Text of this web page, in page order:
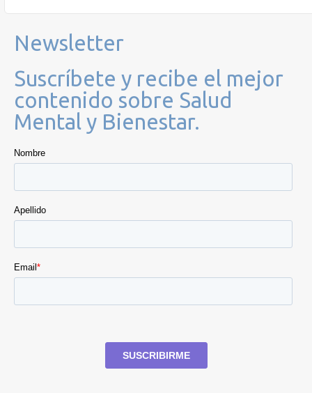
Newsletter
Suscríbete y recibe el mejor
contenido sobre Salud
Mental y Bienestar.